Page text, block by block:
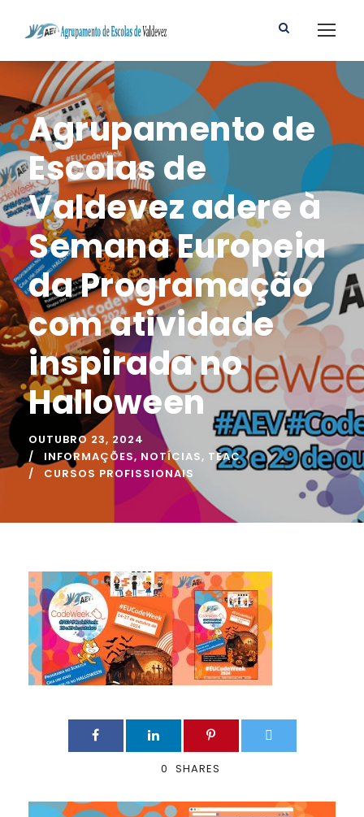
Agrupamento de
Escolas de
Valdevez adere à
Semana Europeia
da Programação
com atividade
inspirada no
Halloween
OUTUBRO 23, 2024
INFORMAÇÕES, NOTÍCIAS, TEAC
CURSOS PROFISSIONAIS
0 SHARES